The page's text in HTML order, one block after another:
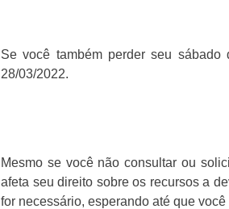
Se você também perder seu
28/03/2022.
Mesmo se você não consultar ou
afeta seu direito sobre os recursos a
for necessário, esperando até que